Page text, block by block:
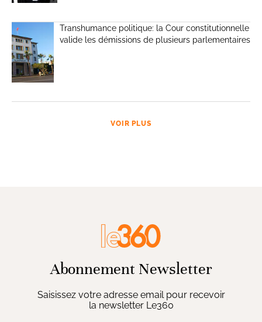
Transhumance politique: la Cour constitutionnelle
valide les démissions de plusieurs parlementaires
VOIR PLUS
Abonnement Newsletter
Saisissez votre adresse email pour recevoir
la newsletter Le360